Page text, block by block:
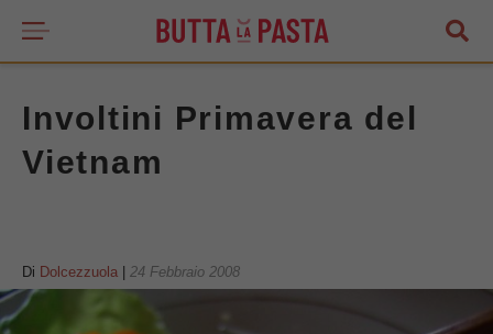
Involtini Primavera del
Vietnam
Di Dolcezzuola 24 Febbraio 2008